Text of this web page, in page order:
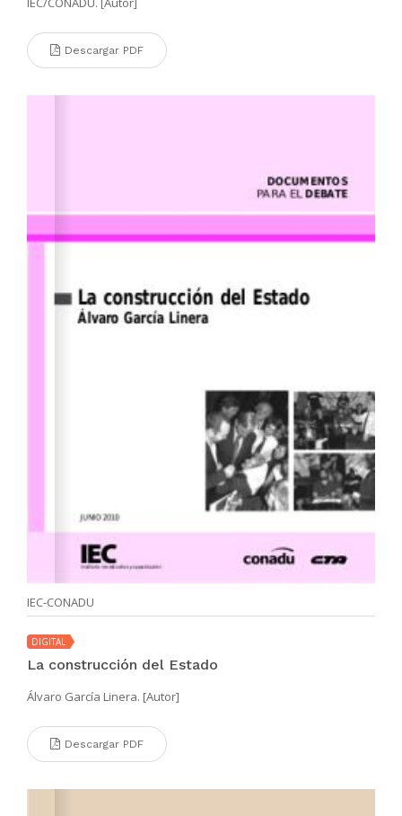
Descargar PDF
IEC-CONADU
DIGITAL
La construcción del Estado
Álvaro García Linera. [Autor]
Descargar PDF